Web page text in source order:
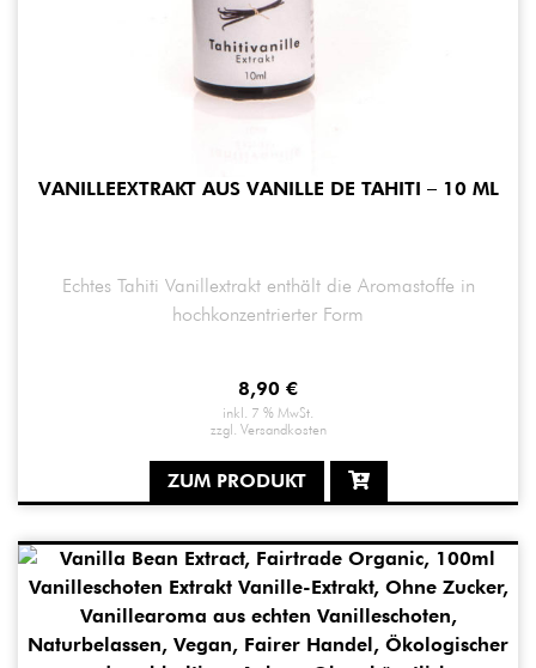
VANILLEEXTRAKT AUS VANILLE DE TAHITI – 10 ML
Echtes Tahiti Vanillextrakt enthält die Aromastoffe in
hochkonzentrierter Form
8,90 €
inkl. 7 % MwSt.
zzgl. Versandkosten
ZUM PRODUKT